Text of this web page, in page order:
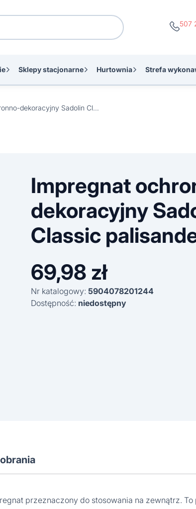
507
Sklepy stacjonarne Hurtownia Strefa
Impregnat ochronno-dekoracyjny Sadolin Classic palisander 2,5 l
Impregnat
dekoracyjny
Classic
69,98 zł
Nr katalogowy: 5904078201244
Dostępność: niedostępny
przeznaczony do stosowania na zewnątrz.